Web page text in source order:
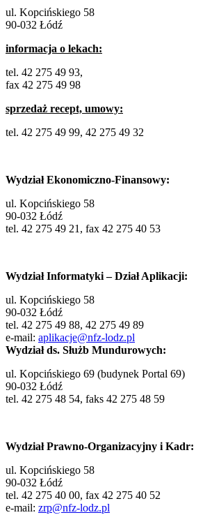
ul. Kopcińskiego 58
90-032 Łódź
informacja o lekach:
tel. 42 275 49 93,
fax 42 275 49 98
sprzedaż recept, umowy:
tel. 42 275 49 99, 42 275 49 32
Wydział Ekonomiczno-Finansowy:
ul. Kopcińskiego 58
90-032 Łódź
tel. 42 275 49 21, fax 42 275 40 53
Wydział Informatyki – Dział Aplikacji:
ul. Kopcińskiego 58
90-032 Łódź
tel. 42 275 49 88, 42 275 49 89
e-mail: aplikacje@nfz-lodz.pl
Wydział ds. Służb Mundurowych:
ul. Kopcińskiego 69 (budynek Portal 69)
90-032 Łódź
tel. 42 275 48 54, faks 42 275 48 59
Wydział Prawno-Organizacyjny i Kadr:
ul. Kopcińskiego 58
90-032 Łódź
tel. 42 275 40 00, fax 42 275 40 52
e-mail: zrp@nfz-lodz.pl